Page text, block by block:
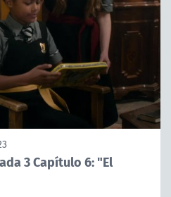
3 Capítulo 6: "El